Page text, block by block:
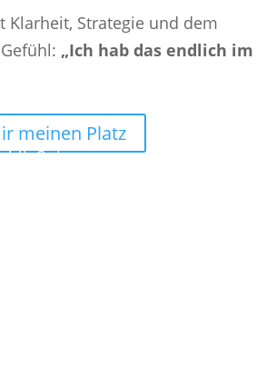
Klarheit, Strategie und dem
„Ich hab das endlich im
meinen Platz
in